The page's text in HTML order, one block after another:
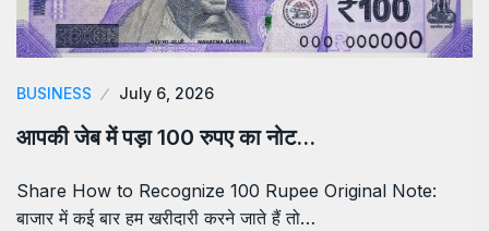
BUSINESS July 6, 2026
आपकी जेब में पड़ा 100 रुपए का नोट…
Share How to Recognize 100 Rupee Original Note:
बाजार में कई बार हम खरीदारी करने जाते हैं तो…